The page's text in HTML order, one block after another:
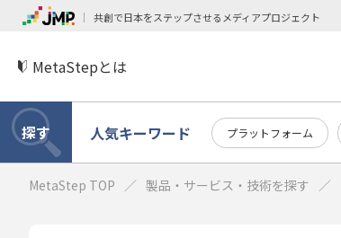
共創で日本をステップさせるメディアプロジェクト
MetaStepとは
探す 人気キーワード プラットフォーム
MetaStep TOP 製品・サービス・技術を探す